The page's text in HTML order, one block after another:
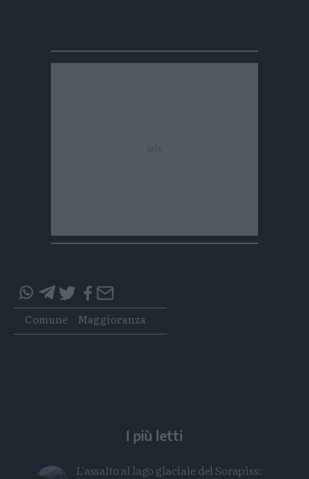
questo
articolo
su
questo
articolo
su
Tags
Comune Maggioranza
I più letti
L'assalto al lago glaciale del Sorapiss: